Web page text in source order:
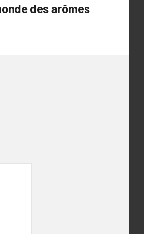
des arômes